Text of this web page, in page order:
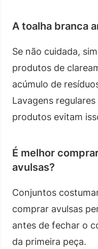
A toalha branca
Se não cuidada,
produtos de
acúmulo de
Lavagens
produtos evitam
É melhor
avulsas?
Conjuntos
comprar avulsas
antes de fechar o
da primeira peça.